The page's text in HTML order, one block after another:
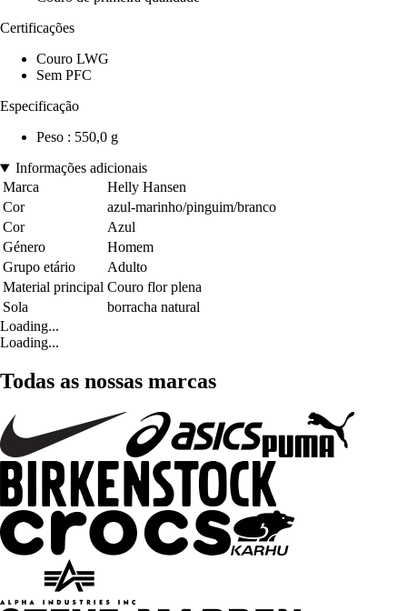
Certificações
Couro LWG
Sem PFC
Especificação
Peso : 550,0 g
Informações adicionais
Marca
Helly Hansen
Cor
azul-marinho/pinguim/branco
Cor
Azul
Género
Homem
Grupo etário
Adulto
Material principal Couro flor plena
Sola
borracha natural
Loading...
Loading...
Todas as nossas marcas